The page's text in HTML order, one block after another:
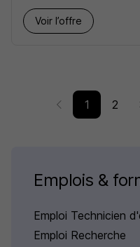
Voir l’offre
1 2
Emplois &
Emploi Technicien
Emploi Recherche